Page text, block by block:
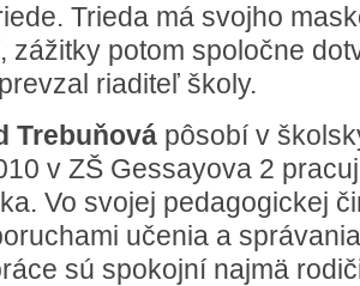
Trieda má svojho
zážitky potom spoločne
riaditeľ školy.
Trebuňová pôsobí v
v ZŠ Gessayova 2
Vo svojej pedagogickej
učenia a
sú spokojní najmä